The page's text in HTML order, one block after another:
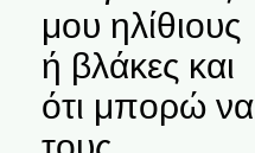
μου ηλίθιους
ή βλάκες και
ότι μπορώ να